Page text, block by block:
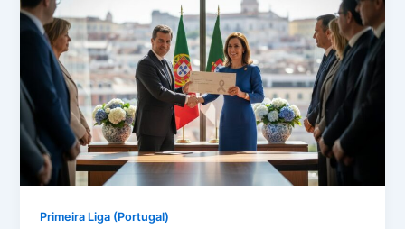
Primeira Liga (Portugal)